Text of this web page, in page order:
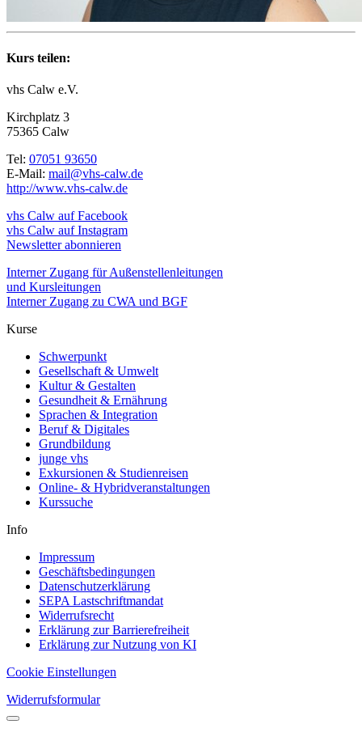
Kurs teilen:
vhs Calw e.V.
Kirchplatz 3
75365 Calw
Tel: 07051 93650
E-Mail: mail@vhs-calw.de
http://www.vhs-calw.de
vhs Calw auf Facebook
vhs Calw auf Instagram
Newsletter abonnieren
Interner Zugang für Außenstellenleitungen
und Kursleitungen
Interner Zugang zu CWA und BGF
Kurse
Schwerpunkt
Gesellschaft & Umwelt
Kultur & Gestalten
Gesundheit & Ernährung
Sprachen & Integration
Beruf & Digitales
Grundbildung
junge vhs
Exkursionen & Studienreisen
Online- & Hybridveranstaltungen
Kurssuche
Info
Impressum
Geschäftsbedingungen
Datenschutzerklärung
SEPA Lastschriftmandat
Widerrufsrecht
Erklärung zur Barrierefreiheit
Erklärung zur Nutzung von KI
Cookie Einstellungen
Widerrufsformular